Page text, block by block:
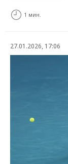
1 мин.
27.01.2026, 17:06